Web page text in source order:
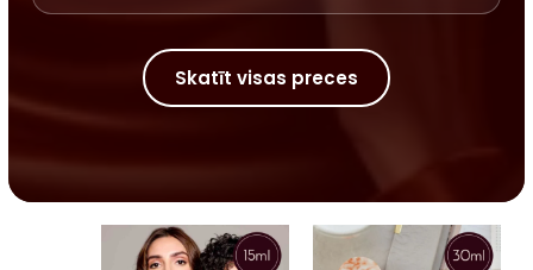
Skatīt visas preces